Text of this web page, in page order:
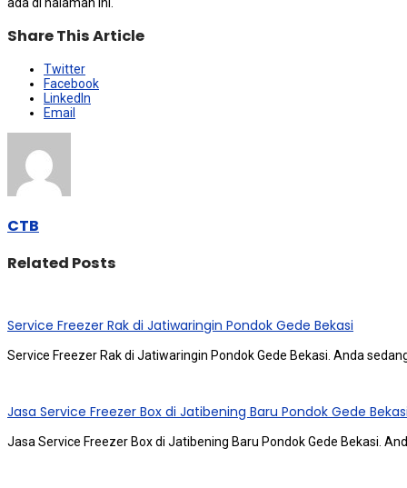
Share This Article
Twitter
Facebook
LinkedIn
Email
CTB
Related Posts
Service Freezer Rak di Jatiwaringin Pondok Gede Bekasi
Service Freezer Rak di Jatiwaringin Pondok Gede Bekasi. Andа
Jasa Service Freezer Box di Jatibening Baru Pondok Gede
Jasa Service Freezer Box di Jatibening Baru Pondok Gede Bekasi.